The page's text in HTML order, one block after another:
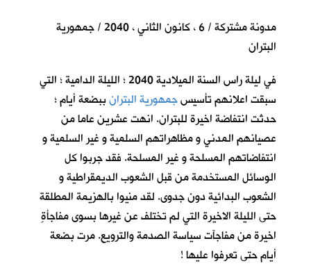
مدونة مشتركة / 6 ، كانون الثاني ، 2040 / جمهورية
البتران
في ليلة راس السنة الميلادية 2040 ؛ الليلة الدامية ؛ التي
سبقت اعلانهم تأسيسجمهورية البترانببضعة أيام ؛
حدثت انتفاضة اخيرة للبتران. انهت عشرين عاما من
عصيانهم المدني و مظاهراتهم السلمية و غير السلمية و
انتفاضاتهم المسلحة و غير المسلحة. فقد جربوا كل
الوسائل المستخدمة من قبل الشعوب الديمقراطية و
الشعوب البدائية دون جدوى. لقد منيوا بالهزيمة المطلقة
حتى الليلة الاخيرة التي لم تختلف عن غيرها بسوى مفاجأةٍ
اخيرة من مفاجآت سياسة الصدمة والترويع. مرت بضعة
أيام حتى تعرفوا عليها !